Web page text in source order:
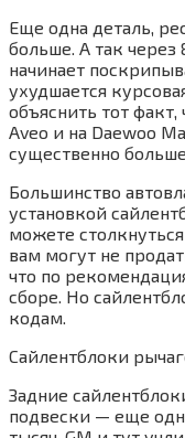
Еще одна деталь,
больше. А так через
начинает
ухудшается
объяснить тот факт,
Aveo и на Daewoo
существенно
Большинство
установкой
можете
вам могут не
что по
сборе. Но
кодам.
Сайлентблоки
Задние
подвески — еще